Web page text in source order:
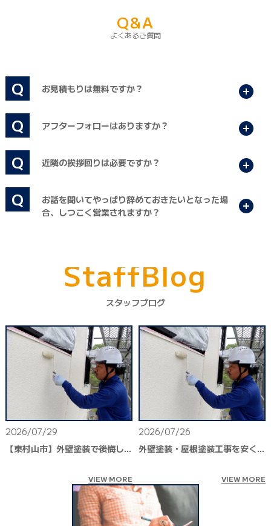
Q&A
よくあるご質問
Q お見積もりは無料ですか？
Q アフターフォローはありますか？
Q 近隣の挨拶回りは必要ですか？
Q
お話を聞いてやっぱり辞めておきたいとなった場
合、しつこく営業されますか？
StaffBlog
スタッフブログ
2026/07/29
【東村山市】外壁塗装で後悔しないために｜悪徳業者を見分ける5つのチェックポイント
VIEW MORE
2026/07/26
外壁塗装・屋根塗装工事を安くおこなうには？｜後悔しないためのポイントを解説
VIEW MORE